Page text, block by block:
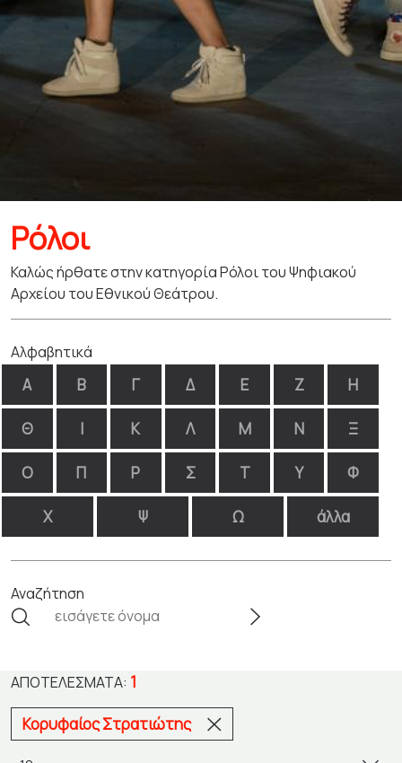
Ρόλοι
Καλώς ήρθατε στην κατηγορία Ρόλοι του Ψηφιακού
Αρχείου του Εθνικού Θεάτρου.
Αλφαβητικά
Α Β Γ Δ Ε Ζ Η
Θ Ι Κ Λ Μ Ν Ξ
Ο Π Ρ Σ Τ Υ Φ
Χ Ψ Ω άλλα
Αναζήτηση
ΑΠΟΤΕΛΈΣΜΑΤΑ: 1
Κορυφαίος Στρατιώτης